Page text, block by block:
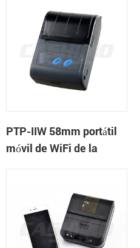
PTP-IIW 58mm portátil
móvil de WiFi de la